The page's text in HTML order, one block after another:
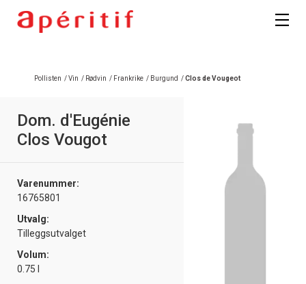
Pollisten /Vin / Rødvin / Frankrike / Burgund /Clos de Vougeot
Dom. d'Eugénie
Clos Vougot
Varenummer:
16765801
Utvalg:
Tilleggsutvalget
Volum:
0.75 l